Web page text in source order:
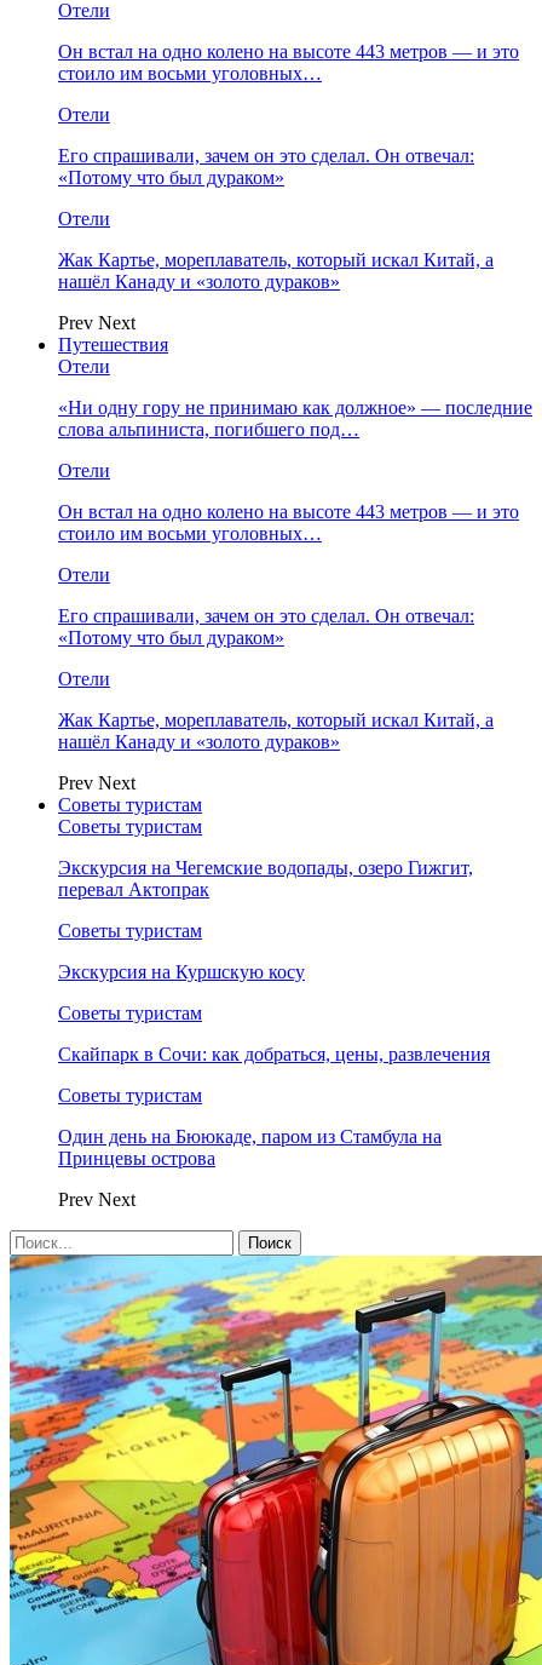
Отели
Он встал на одно колено на высоте 443 метров — и это
стоило им восьми уголовных…
Отели
Его спрашивали, зачем он это сделал. Он отвечал:
«Потому что был дураком»
Отели
Жак Картье, мореплаватель, который искал Китай, а
нашёл Канаду и «золото дураков»
Prev Next
Путешествия
Отели
«Ни одну гору не принимаю как должное» — последние
слова альпиниста, погибшего под…
Отели
Он встал на одно колено на высоте 443 метров — и это
стоило им восьми уголовных…
Отели
Его спрашивали, зачем он это сделал. Он отвечал:
«Потому что был дураком»
Отели
Жак Картье, мореплаватель, который искал Китай, а
нашёл Канаду и «золото дураков»
Prev Next
Советы туристам
Советы туристам
Экскурсия на Чегемские водопады, озеро Гижгит,
перевал Актопрак
Советы туристам
Экскурсия на Куршскую косу
Советы туристам
Скайпарк в Сочи: как добраться, цены, развлечения
Советы туристам
Один день на Бююкаде, паром из Стамбула на
Принцевы острова
Prev Next